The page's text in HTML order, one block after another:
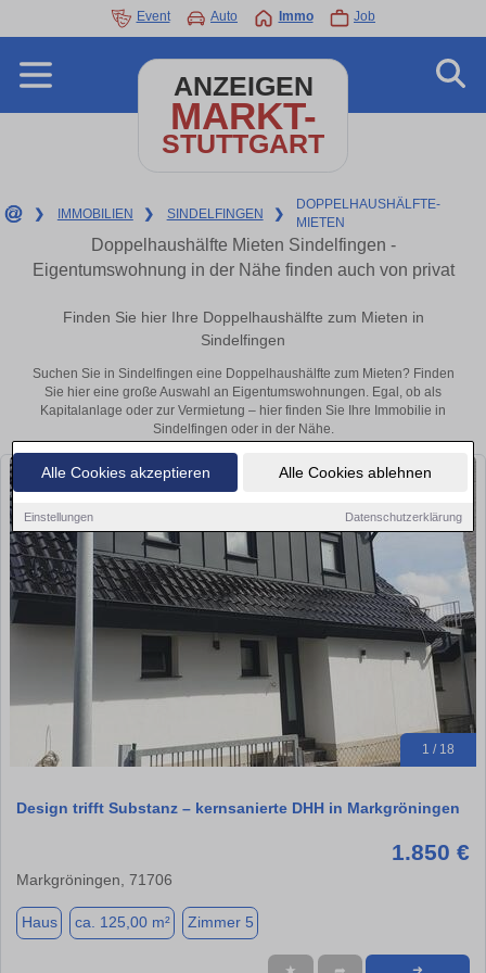
Alle Cookies akzeptieren Alle Cookies ablehnen
Einstellungen Datenschutzerklärung
Event Auto Immo Job
ANZEIGEN
MARKT-
STUTTGART
❯ IMMOBILIEN ❯ SINDELFINGEN ❯
DOPPELHAUSHÄLFTE-
MIETEN
Doppelhaushälfte Mieten Sindelfingen -
Eigentumswohnung in der Nähe finden auch von privat
Finden Sie hier Ihre Doppelhaushälfte zum Mieten in
Sindelfingen
Suchen Sie in Sindelfingen eine Doppelhaushälfte zum Mieten? Finden
Sie hier eine große Auswahl an Eigentumswohnungen. Egal, ob als
Kapitalanlage oder zur Vermietung – hier finden Sie Ihre Immobilie in
Sindelfingen oder in der Nähe.
1 / 18
Design trifft Substanz – kernsanierte DHH in Markgröningen
1.850 €
Markgröningen, 71706
Haus ca. 125,00 m² Zimmer 5